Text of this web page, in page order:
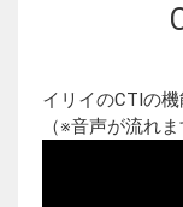
イリイのCTIの
（※音声が流れま